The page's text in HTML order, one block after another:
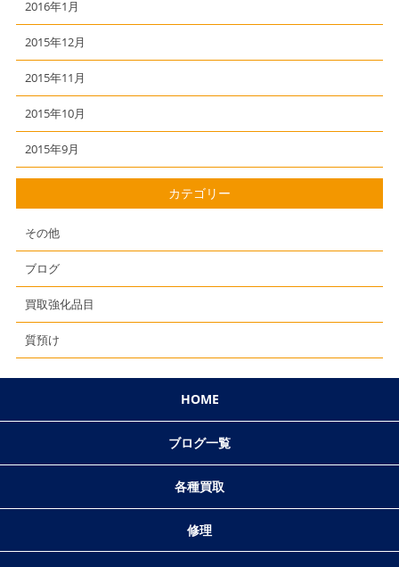
2016年1月
2015年12月
2015年11月
2015年10月
2015年9月
カテゴリー
その他
ブログ
買取強化品目
質預け
HOME
ブログ一覧
各種買取
修理